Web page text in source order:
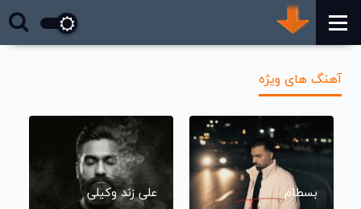
آهنگ های ویژه
بسطام علی زند وکیلی